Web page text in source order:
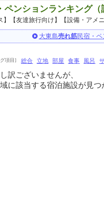
ンションランキング（
【友達旅行向け】【設備・アメニ
大東島売れ筋民宿・ペ
項目] 総合 立地 部屋 食事 風呂
訳ございませんが、
に該当する宿泊施設が見つ